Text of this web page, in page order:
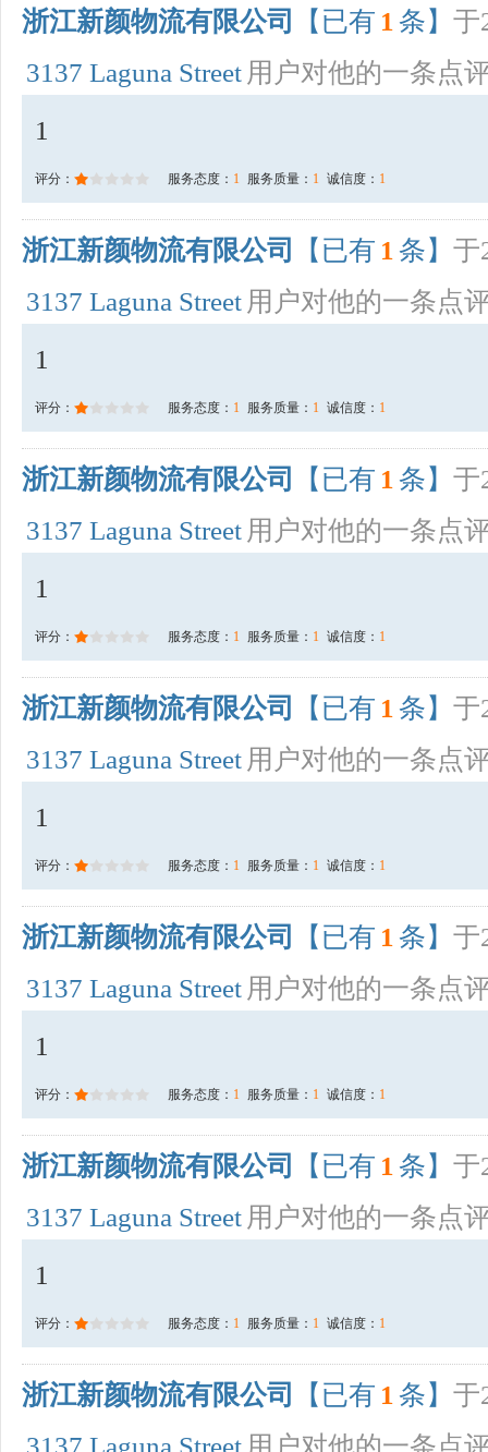
浙江新颜物流有限公司 【已有 1 条】 于
3137 Laguna Street 用户对他的一条点
1
评分： 服务态度： 1 服务质量： 1 诚信度： 1
浙江新颜物流有限公司 【已有 1 条】 于
3137 Laguna Street 用户对他的一条点
1
评分： 服务态度： 1 服务质量： 1 诚信度： 1
浙江新颜物流有限公司 【已有 1 条】 于
3137 Laguna Street 用户对他的一条点
1
评分： 服务态度： 1 服务质量： 1 诚信度： 1
浙江新颜物流有限公司 【已有 1 条】 于
3137 Laguna Street 用户对他的一条点
1
评分： 服务态度： 1 服务质量： 1 诚信度： 1
浙江新颜物流有限公司 【已有 1 条】 于
3137 Laguna Street 用户对他的一条点
1
评分： 服务态度： 1 服务质量： 1 诚信度： 1
浙江新颜物流有限公司 【已有 1 条】 于
3137 Laguna Street 用户对他的一条点
1
评分： 服务态度： 1 服务质量： 1 诚信度： 1
浙江新颜物流有限公司 【已有 1 条】 于
3137 Laguna Street 用户对他的一条点